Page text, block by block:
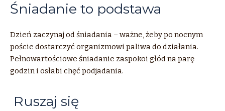
Śniadanie to podstawa
Dzień zaczynaj od śniadania – ważne, żeby po nocnym
poście dostarczyć organizmowi paliwa do działania.
Pełnowartościowe śniadanie zaspokoi głód na parę
godzin i osłabi chęć podjadania.
Ruszaj się